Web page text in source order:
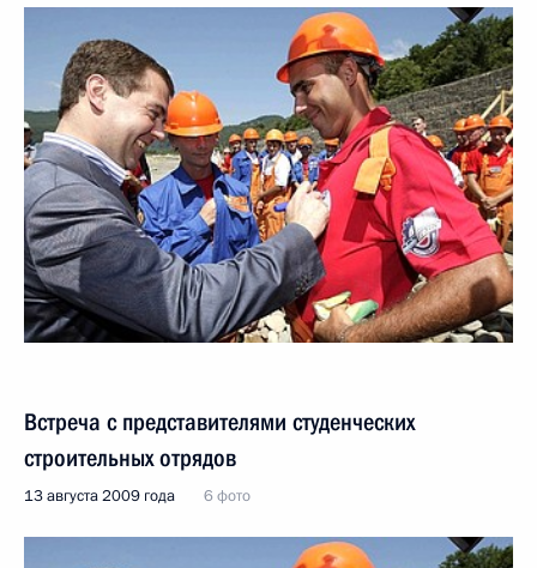
Встреча с представителями студенческих
строительных отрядов
13 августа 2009 года 6 фото